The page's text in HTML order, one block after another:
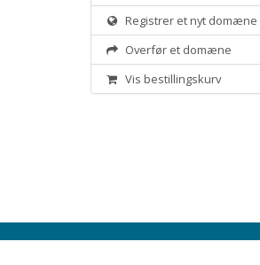
Registrer et nyt domæne
Overfør et domæne
Vis bestillingskurv